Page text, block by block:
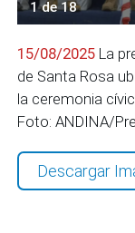
1 de 18
15/08/2025 La
de Santa Rosa
la ceremonia
Foto: ANDINA/
Descargar